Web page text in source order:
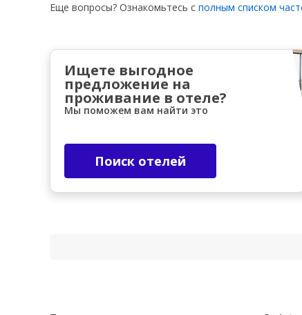
Еще вопросы? Ознакомьтесь с полным списком
Ищете выгодное
предложение на
проживание в отеле?
Мы поможем вам найти это
Поиск отелей